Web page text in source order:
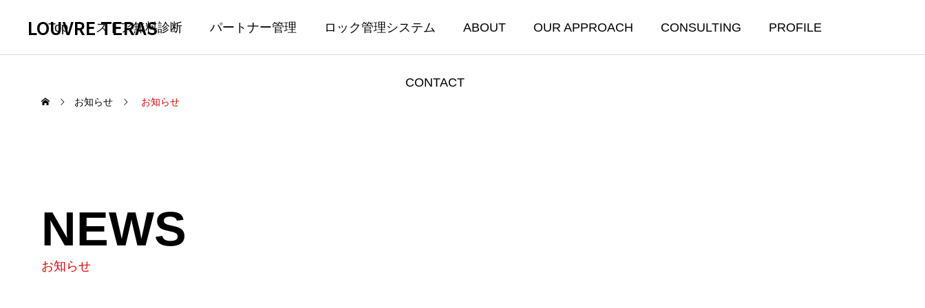
LOUVRE TERAS
Top ストア無料診断 パートナー管理 ロック管理システム ABOUT OUR APPROACH CONSULTING PROFILE
CONTACT
お知らせ お知らせ
NEWS
お知らせ